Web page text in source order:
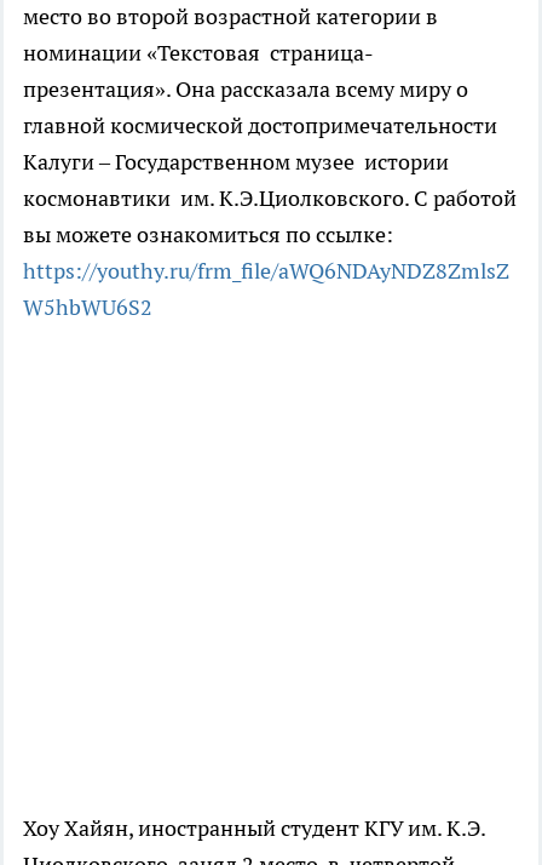
место во второй возрастной категории в
номинации «Текстовая страница-
презентация». Она рассказала всему миру о
главной космической достопримечательности
Калуги – Государственном музее истории
космонавтики им. К.Э.Циолковского. С работой
вы можете ознакомиться по ссылке:
https://youthy.ru/frm_file/aWQ6NDAyNDZ8ZmlsZ
W5hbWU6S2
Хоу Хайян, иностранный студент КГУ им. К.Э.